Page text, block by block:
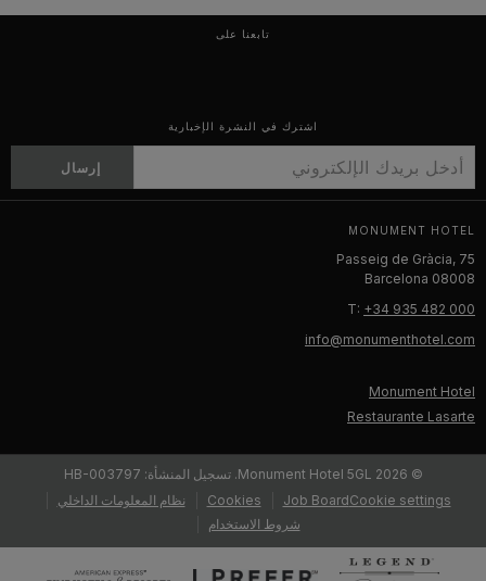
تابعنا على
اشترك في النشرة الإخبارية
إرسال
MONUMENT HOTEL
Passeig de Gràcia, 75
08008 Barcelona
T: +34 935 482 000
info@monumenthotel.com
Monument Hotel
Restaurante Lasarte
© Monument Hotel 5GL 2026. تسجيل المنشأة: HB-003797
Cookie settings
Job Board
Cookies
نظام المعلومات الداخلي
شروط الاستخدام